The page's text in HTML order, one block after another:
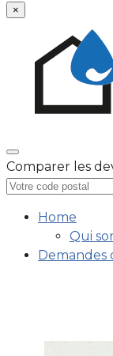
×
Comparer les
Home
Qui
Demandes